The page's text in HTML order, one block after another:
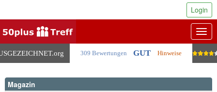
.org 309 Bewertungen GUT Hinweise
Login
Magazin